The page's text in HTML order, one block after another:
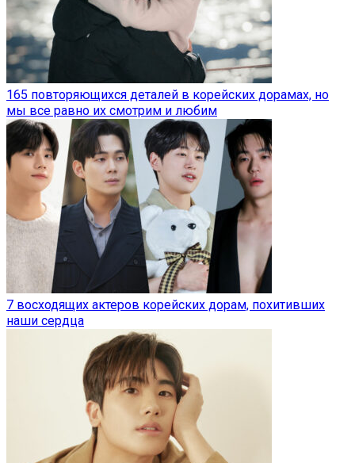
165 повторяющихся деталей в корейских дорамах, но
мы все равно их смотрим и любим
7 восходящих актеров корейских дорам, похитивших
наши сердца